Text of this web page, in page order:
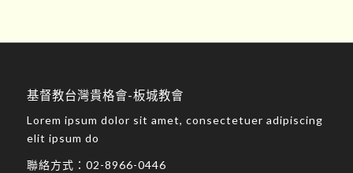
基督教台灣貴格會-板城教會
Lorem ipsum dolor sit amet, consectetuer adipiscing
elit ipsum do
聯絡方式： 02-8966-0446